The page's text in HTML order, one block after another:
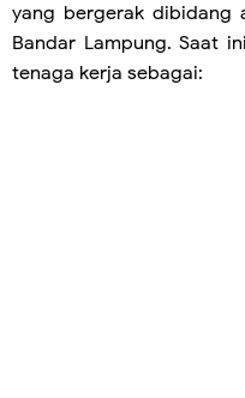
yang bergerak dibidang
Bandar Lampung. Saat
tenaga kerja sebagai: